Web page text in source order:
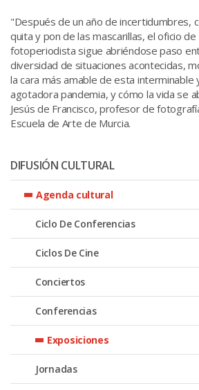
"Después de un año de incertidumbres,
quita y pon de las mascarillas, el oficio de
fotoperiodista sigue abriéndose paso
diversidad de situaciones acontecidas,
la cara más amable de esta interminable
agotadora pandemia, y cómo la vida se
Jesús de Francisco, profesor de
Escuela de Arte de Murcia.
DIFUSIÓN CULTURAL
Agenda cultural
Ciclo De Conferencias
Ciclos De Cine
Conciertos
Conferencias
Exposiciones
Jornadas